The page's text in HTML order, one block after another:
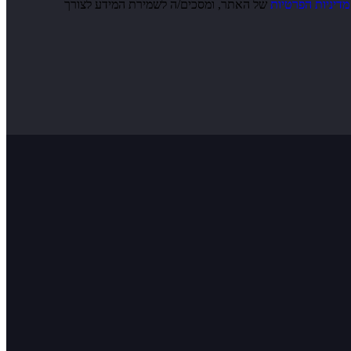
מדיניות הפרטיות של האתר, ומסכים/ה לשמירת המידע לצורך